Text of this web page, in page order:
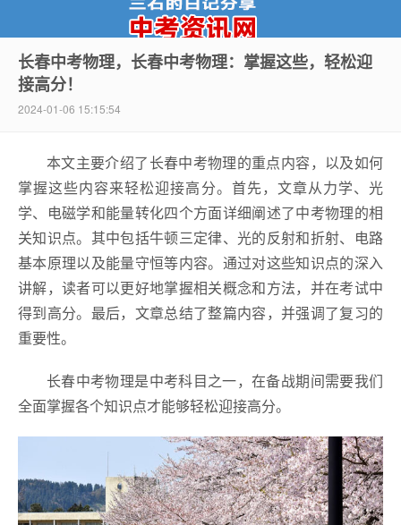
中考资讯网
长春中考物理，长春中考物理：掌握这些，轻松迎
接高分！
2024-01-06 15:15:54
本文主要介绍了长春中考物理的重点内容，以及如何
掌握这些内容来轻松迎接高分。首先，文章从力学、光
学、电磁学和能量转化四个方面详细阐述了中考物理的相
关知识点。其中包括牛顿三定律、光的反射和折射、电路
基本原理以及能量守恒等内容。通过对这些知识点的深入
讲解，读者可以更好地掌握相关概念和方法，并在考试中
得到高分。最后，文章总结了整篇内容，并强调了复习的
重要性。
长春中考物理是中考科目之一，在备战期间需要我们
全面掌握各个知识点才能够轻松迎接高分。